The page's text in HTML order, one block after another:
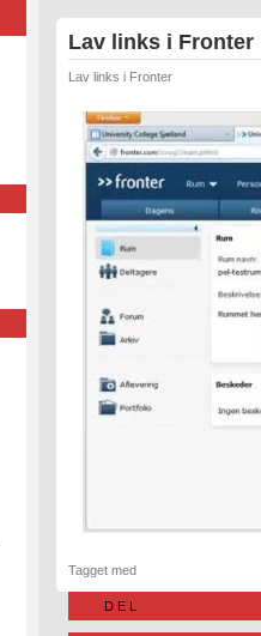
Lav links i Fronter
Lav links i Fronter
Tagget med
DEL